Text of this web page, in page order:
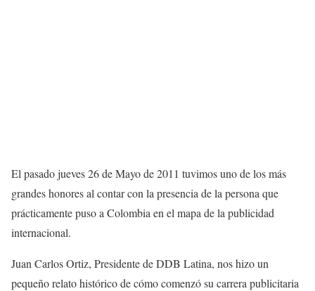
El pasado jueves 26 de Mayo de 2011 tuvimos uno de los más
grandes honores al contar con la presencia de la persona que
prácticamente puso a Colombia en el mapa de la publicidad
internacional.
Juan Carlos Ortiz, Presidente de DDB Latina, nos hizo un
pequeño relato histórico de cómo comenzó su carrera publicitaria